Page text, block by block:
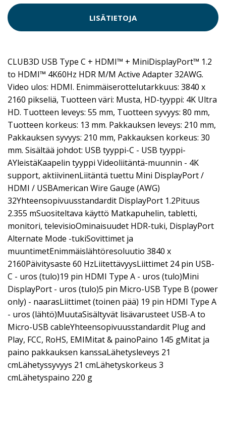
LISÄTIETOJA
CLUB3D USB Type C + HDMI™ + MiniDisplayPort™ 1.2
to HDMI™ 4K60Hz HDR M/M Active Adapter 32AWG.
Video ulos: HDMI. Enimmäiserottelutarkkuus: 3840 x
2160 pikseliä, Tuotteen väri: Musta, HD-tyyppi: 4K Ultra
HD. Tuotteen leveys: 55 mm, Tuotteen syvyys: 80 mm,
Tuotteen korkeus: 13 mm. Pakkauksen leveys: 210 mm,
Pakkauksen syvyys: 210 mm, Pakkauksen korkeus: 30
mm. Sisältää johdot: USB tyyppi-C - USB tyyppi-
AYleistäKaapelin tyyppi Videoliitäntä-muunnin - 4K
support, aktiivinenLiitäntä tuettu Mini DisplayPort /
HDMI / USBAmerican Wire Gauge (AWG)
32Yhteensopivuusstandardit DisplayPort 1.2Pituus
2.355 mSuositeltava käyttö Matkapuhelin, tabletti,
monitori, televisioOminaisuudet HDR-tuki, DisplayPort
Alternate Mode -tukiSovittimet ja
muuntimetEnimmäislähtöresoluutio 3840 x
2160Päivitysaste 60 HzLiitettävyysLiittimet 24 pin USB-
C - uros (tulo)19 pin HDMI Type A - uros (tulo)Mini
DisplayPort - uros (tulo)5 pin Micro-USB Type B (power
only) - naarasLiittimet (toinen pää) 19 pin HDMI Type A
- uros (lähtö)MuutaSisältyvät lisävarusteet USB-A to
Micro-USB cableYhteensopivuusstandardit Plug and
Play, FCC, RoHS, EMIMitat & painoPaino 145 gMitat ja
paino pakkauksen kanssaLähetysleveys 21
cmLähetyssyvyys 21 cmLähetyskorkeus 3
cmLähetyspaino 220 g